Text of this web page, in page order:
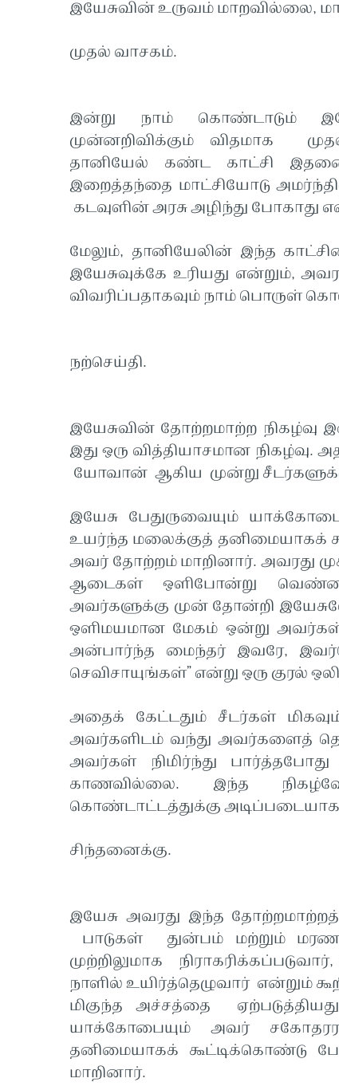
இயேசுவின் உருவம் மாறவில்லை,
முதல் வாசகம்.
இன்று நாம் கொண்டாடும்
முன்னறிவிக்கும் விதமாக
தானியேல் கண்ட காட்சி
இறைத்தந்தை மாட்சியோடு
கடவுளின் அரசு அழிந்து போகாது
மேலும், தானியேலின் இந்த
இயேசுவுக்கே உரியது என்றும்,
விவரிப்பதாகவும் நாம் பொருள்
நற்செய்தி.
இயேசுவின் தோற்றமாற்ற நிகழ்வு
இது ஒரு வித்தியாசமான
யோவான் ஆகிய முன்று
இயேசு பேதுருவையும்
உயர்ந்த மலைக்குத் தனிமையாகக்
அவர் தோற்றம் மாறினார். அவரது
ஆடைகள் ஒளிபோன்று
அவர்களுக்கு முன் தோன்றி
ஒளிமயமான மேகம் ஒன்று
அன்பார்ந்த மைந்தர் இவரே,
செவிசாயுங்கள்” என்று ஒரு குரல்
அதைக் கேட்டதும் சீடர்கள்
அவர்களிடம் வந்து அவர்களைத்
அவர்கள் நிமிர்ந்து
காணவில்லை. இந்த
கொண்டாட்டத்துக்கு அடிப்படையாக
சிந்தனைக்கு.
இயேசு அவரது இந்த
பாடுகள் துன்பம் மற்றும்
முற்றிலுமாக
நாளில் உயிர்த்தெழுவார் என்றும்
மிகுந்த அச்சத்தை
யாக்கோபையும் அவர்
தனிமையாகக்
மாறினார்.